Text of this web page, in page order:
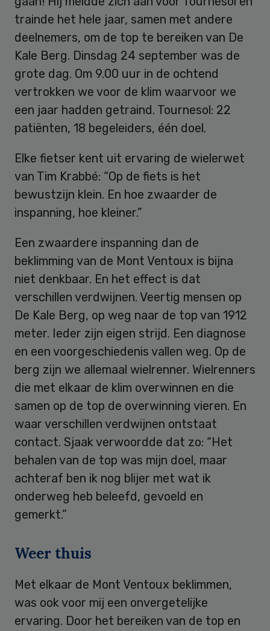
trainde het hele jaar, samen met andere
deelnemers, om de top te bereiken van De
Kale Berg. Dinsdag 24 september was de
grote dag. Om 9.00 uur in de ochtend
vertrokken we voor de klim waarvoor we
een jaar hadden getraind. Tournesol: 22
patiënten, 18 begeleiders, één doel.
Elke fietser kent uit ervaring de wielerwet
van Tim Krabbé: “Op de fiets is het
bewustzijn klein. En hoe zwaarder de
inspanning, hoe kleiner.”
Een zwaardere inspanning dan de
beklimming van de Mont Ventoux is bijna
niet denkbaar. En het effect is dat
verschillen verdwijnen. Veertig mensen op
De Kale Berg, op weg naar de top van 1912
meter. Ieder zijn eigen strijd. Een diagnose
en een voorgeschiedenis vallen weg. Op de
berg zijn we allemaal wielrenner. Wielrenners
die met elkaar de klim overwinnen en die
samen op de top de overwinning vieren. En
waar verschillen verdwijnen ontstaat
contact. Sjaak verwoordde dat zo: “Het
behalen van de top was mijn doel, maar
achteraf ben ik nog blijer met wat ik
onderweg heb beleefd, gevoeld en
gemerkt.”
Weer thuis
Met elkaar de Mont Ventoux beklimmen,
was ook voor mij een onvergetelijke
ervaring. Door het bereiken van de top en